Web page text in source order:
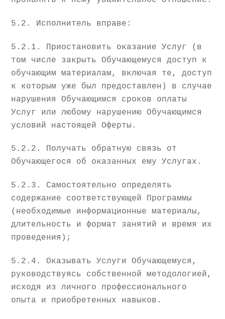
5.2. Исполнитель вправе:
5.2.1. Приостановить оказание Услуг (в
том числе закрыть Обучающемуся доступ к
обучающим материалам, включая те, доступ
к которым уже был предоставлен) в случае
нарушения Обучающимся сроков оплаты
Услуг или любому нарушению Обучающимся
условий настоящей Оферты.
5.2.2. Получать обратную связь от
Обучающегося об оказанных ему Услугах.
5.2.3. Самостоятельно определять
содержание соответствующей Программы
(необходимые информационные материалы,
длительность и формат занятий и время их
проведения);
5.2.4. Оказывать Услуги Обучающемуся,
руководствуясь собственной методологией,
исходя из личного профессионального
опыта и приобретенных навыков.